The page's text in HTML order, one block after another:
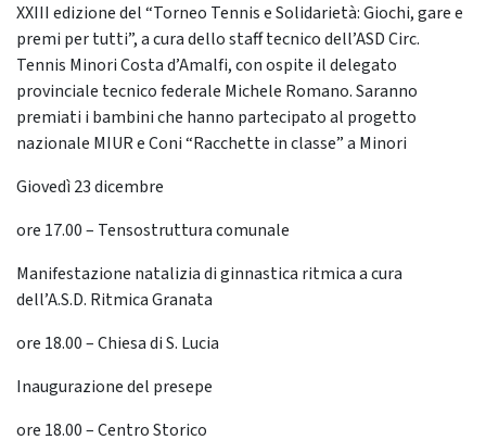
XXIII edizione del “Torneo Tennis e Solidarietà: Giochi, gare e
premi per tutti”, a cura dello staff tecnico dell’ASD Circ.
Tennis Minori Costa d’Amalfi, con ospite il delegato
provinciale tecnico federale Michele Romano. Saranno
premiati i bambini che hanno partecipato al progetto
nazionale MIUR e Coni “Racchette in classe” a Minori
Giovedì 23 dicembre
ore 17.00 – Tensostruttura comunale
Manifestazione natalizia di ginnastica ritmica a cura
dell’A.S.D. Ritmica Granata
ore 18.00 – Chiesa di S. Lucia
Inaugurazione del presepe
ore 18.00 – Centro Storico